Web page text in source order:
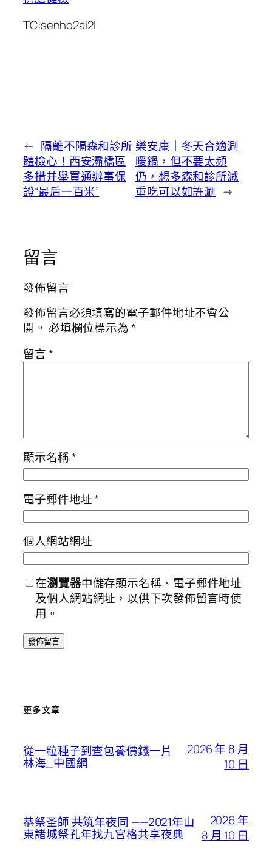
TC:senho2ai2l
← 隔離不隔森和診所
體檢心！西安灞橋區
多措并舉買通辦事保
證“最后一百米”
樂安康｜冬天合適涮
暖鍋，但不要太頻
仍，想多森和診所減
重吃可以如許涮 →
留言
發佈留言
發佈留言必須填寫的電子郵件地址不會公
開。 必填欄位標示為*
留言*
顯示名稱*
電子郵件地址*
個人網站網址
在瀏覽器中儲存顯示名稱、電子郵件地址
及個人網站網址，以供下次發佈留言時使
用。
更多文章
從一粒種子到查包養價錢一片
林海_中國網
2026 年 8 月
10 日
恭祭圣師 共筑年夜同 ——2021年山
東諸城祭孔年找九宮格共享夜典
2026 年
8 月 10 日